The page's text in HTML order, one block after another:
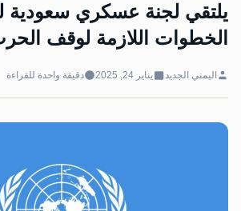
يلتقي لجنة عسكري سعودية
الخطوات اللازمة لوقف
اليمني الجديد يناير 24, 2025 دقيقة واحدة للقراءة